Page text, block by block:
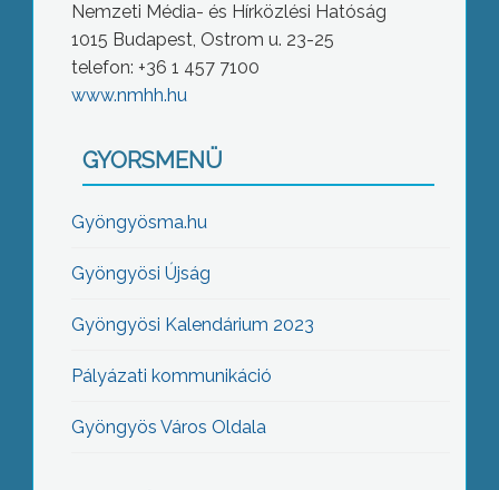
Nemzeti Média- és Hírközlési Hatóság
1015 Budapest, Ostrom u. 23-25
telefon: +36 1 457 7100
www.nmhh.hu
GYORSMENÜ
Gyöngyösma.hu
Gyöngyösi Újság
Gyöngyösi Kalendárium 2023
Pályázati kommunikáció
Gyöngyös Város Oldala